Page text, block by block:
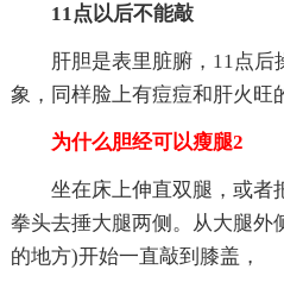
11点以后不能敲
肝胆是表里脏腑，11点
象，同样脸上有痘痘和肝火旺
为什么胆经可以瘦腿2
坐在床上伸直双腿，或者
拳头去捶大腿两侧。从大腿外
的地方)开始一直敲到膝盖，